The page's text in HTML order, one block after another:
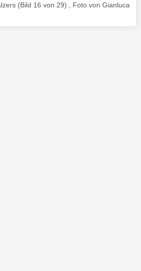
(Bild 16 von 29) , Foto von Gianluca